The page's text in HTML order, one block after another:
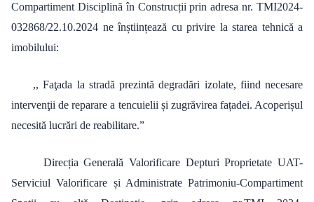
Compartiment Disciplină în Construcții prin adresa nr. TMI2024-
032868/22.10.2024 ne înștiințează cu privire la starea tehnică a
imobilului:
,, Faţada la stradă prezintă degradări izolate, fiind necesare
intervenţii de reparare a tencuielii și zugrăvirea fațadei. Acoperișul
necesită lucrări de reabilitare.”
Direcția Generală Valorificare Depturi Proprietate UAT-
Serviciul Valorificare și Administrate Patrimoniu-Compartiment